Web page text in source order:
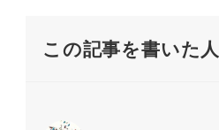
この記事を書いた人